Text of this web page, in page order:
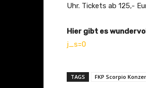
f
e
r
v
Uhr. Tickets ab 125,-
Hier gibt es
j_s=0
TAGS FKP Scorpio